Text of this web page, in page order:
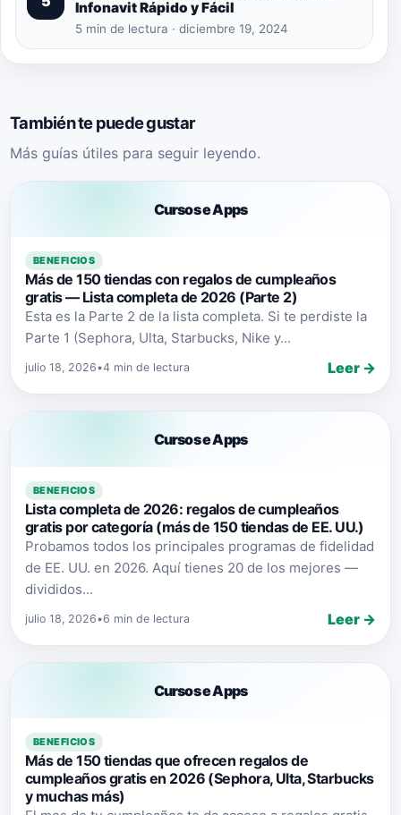
Infonavit Rápido y Fácil
5 min de lectura · diciembre 19, 2024
También te puede gustar
Más guías útiles para seguir leyendo.
Cursos e Apps
BENEFICIOS
Más de 150 tiendas con regalos de cumpleaños
gratis — Lista completa de 2026 (Parte 2)
Esta es la Parte 2 de la lista completa. Si te perdiste la
Parte 1 (Sephora, Ulta, Starbucks, Nike y...
julio 18, 2026•4 min de lectura Leer →
Cursos e Apps
BENEFICIOS
Lista completa de 2026: regalos de cumpleaños
gratis por categoría (más de 150 tiendas de EE. UU.)
Probamos todos los principales programas de fidelidad
de EE. UU. en 2026. Aquí tienes 20 de los mejores —
divididos...
julio 18, 2026•6 min de lectura Leer →
Cursos e Apps
BENEFICIOS
Más de 150 tiendas que ofrecen regalos de
cumpleaños gratis en 2026 (Sephora, Ulta, Starbucks
y muchas más)